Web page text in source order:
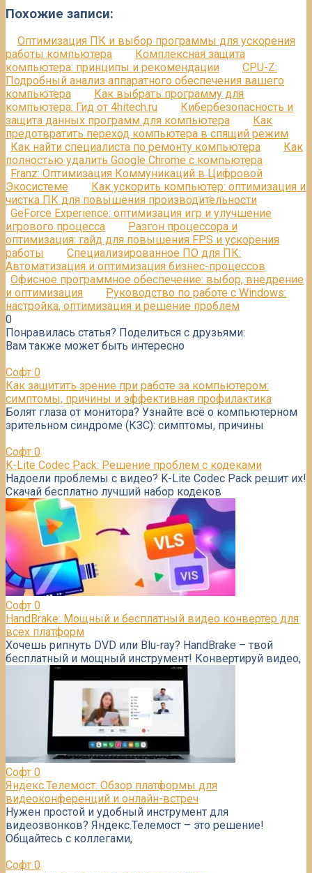
Похожие записи:
Оптимизация ПК и выбор программы для ускорения
работы компьютера
Комплексная защита
компьютера: принципы и рекомендации
CPU-Z:
Подробный анализ аппаратного обеспечения вашего
компьютера
Как выбрать программу для
компьютера: Гид от 4hitech.ru
Кибербезопасность и
защита данных программ для компьютера
Как
предотвратить переход компьютера в спящий режим
Как найти специалиста по ремонту компьютера
Как
полностью удалить Google Chrome с компьютера
Franz: Оптимизация Коммуникаций в Цифровой
Экосистеме
Как ускорить компьютер: оптимизация и
чистка ПК для повышения производительности
GeForce Experience: оптимизация игр и улучшение
игрового процесса
Разгон процессора и
оптимизация: гайд для повышения FPS и ускорения
работы
Специализированное ПО для ПК:
Автоматизация и оптимизация бизнес-процессов
Офисное программное обеспечение: выбор, внедрение
и оптимизация
Руководство по работе с Windows:
настройка, оптимизация и решение проблем
0
Понравилась статья? Поделиться с друзьями:
Вам также может быть интересно
Софт 0
Как защитить зрение при работе за компьютером:
симптомы, причины и эффективная профилактика
Болят глаза от монитора? Узнайте всё о компьютерном
зрительном синдроме (КЗС): симптомы, причины
Софт 0
K-Lite Codec Pack: Решение проблем с кодеками
Надоели проблемы с видео? K-Lite Codec Pack решит их!
Скачай бесплатно лучший набор кодеков
Софт 0
HandBrake: Мощный и бесплатный видео конвертер для
всех платформ
Хочешь рипнуть DVD или Blu-ray? HandBrake – твой
бесплатный и мощный инструмент! Конвертируй видео,
Софт 0
Яндекс.Телемост: Обзор платформы для
видеоконференций и онлайн-встреч
Нужен простой и удобный инструмент для
видеозвонков? Яндекс.Телемост – это решение!
Общайтесь с коллегами,
Софт 0